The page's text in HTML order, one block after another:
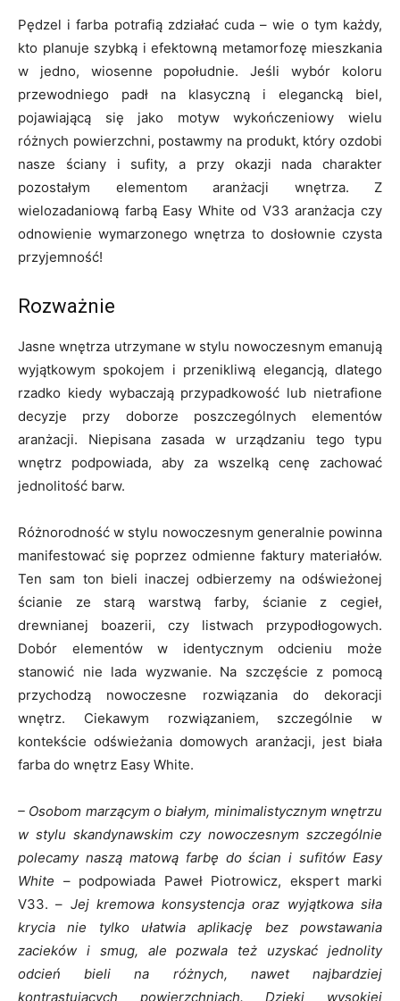
Pędzel i farba potrafią zdziałać cuda – wie o tym każdy,
kto planuje szybką i efektowną metamorfozę mieszkania
w jedno, wiosenne popołudnie. Jeśli wybór koloru
przewodniego padł na klasyczną i elegancką biel,
pojawiającą się jako motyw wykończeniowy wielu
różnych powierzchni, postawmy na produkt, który ozdobi
nasze ściany i sufity, a przy okazji nada charakter
pozostałym elementom aranżacji wnętrza. Z
wielozadaniową farbą Easy White od V33 aranżacja czy
odnowienie wymarzonego wnętrza to dosłownie czysta
przyjemność!
Rozważnie
Jasne wnętrza utrzymane w stylu nowoczesnym emanują
wyjątkowym spokojem i przenikliwą elegancją, dlatego
rzadko kiedy wybaczają przypadkowość lub nietrafione
decyzje przy doborze poszczególnych elementów
aranżacji. Niepisana zasada w urządzaniu tego typu
wnętrz podpowiada, aby za wszelką cenę zachować
jednolitość barw.
Różnorodność w stylu nowoczesnym generalnie powinna
manifestować się poprzez odmienne faktury materiałów.
Ten sam ton bieli inaczej odbierzemy na odświeżonej
ścianie ze starą warstwą farby, ścianie z cegieł,
drewnianej boazerii, czy listwach przypodłogowych.
Dobór elementów w identycznym odcieniu może
stanowić nie lada wyzwanie. Na szczęście z pomocą
przychodzą nowoczesne rozwiązania do dekoracji
wnętrz. Ciekawym rozwiązaniem, szczególnie w
kontekście odświeżania domowych aranżacji, jest biała
farba do wnętrz Easy White.
– Osobom marzącym o białym, minimalistycznym wnętrzu
w stylu skandynawskim czy nowoczesnym szczególnie
polecamy naszą matową farbę do ścian i sufitów Easy
White – podpowiada Paweł Piotrowicz, ekspert marki
V33. – Jej kremowa konsystencja oraz wyjątkowa siła
krycia nie tylko ułatwia aplikację bez powstawania
zacieków i smug, ale pozwala też uzyskać jednolity
odcień bieli na różnych, nawet najbardziej
kontrastujących powierzchniach. Dzięki wysokiej